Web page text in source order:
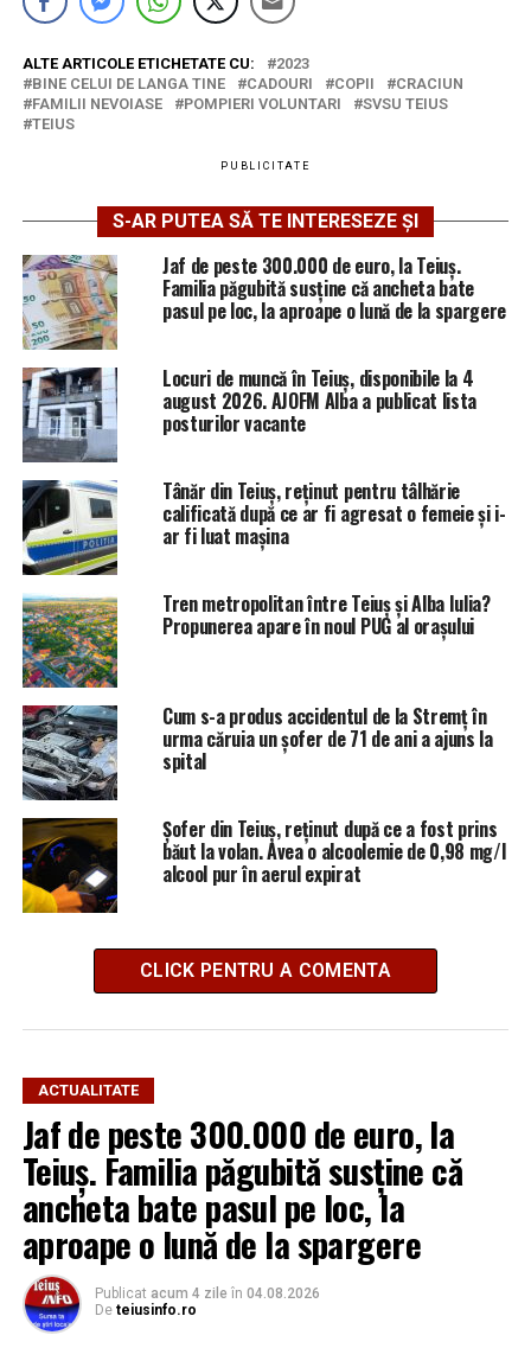
ALTE ARTICOLE ETICHETATE CU:
2023
BINE CELUI DE LANGA TINE
CADOURI COPII
CRACIUN
FAMILII NEVOIASE
POMPIERI VOLUNTARI
SVSU TEIUS
TEIUS
PUBLICITATE
S-AR PUTEA SĂ TE INTERESEZE ȘI
Jaf de peste 300.000 de euro, la Teiuș.
Familia păgubită susține că ancheta bate
pasul pe loc, la aproape o lună de la spargere
Locuri de muncă în Teiuș, disponibile la 4
august 2026. AJOFM Alba a publicat lista
posturilor vacante
Tânăr din Teiuș, reținut pentru tâlhărie
calificată după ce ar fi agresat o femeie și i-
ar fi luat mașina
Tren metropolitan între Teiuș și Alba Iulia?
Propunerea apare în noul PUG al orașului
Cum s-a produs accidentul de la Stremț în
urma căruia un șofer de 71 de ani a ajuns la
spital
Șofer din Teiuș, reținut după ce a fost prins
băut la volan. Avea o alcoolemie de 0,98 mg/l
alcool pur în aerul expirat
CLICK PENTRU A COMENTA
ACTUALITATE
Jaf de peste 300.000 de euro, la
Teiuș. Familia păgubită susține că
ancheta bate pasul pe loc, la
aproape o lună de la spargere
Publicat acum 4 zile în 04.08.2026
De teiusinfo.ro